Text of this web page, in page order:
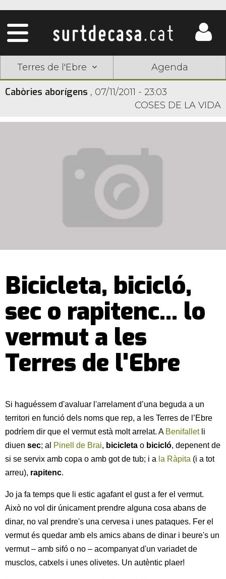
Terres de l'Ebre Agenda
Cabòries aborígens , 07/11/2011 - 23:03
COSES DE LA VIDA
Bicicleta, bicicló,
sec o rapitenc... lo
vermut a les
Terres de l'Ebre
Si haguéssem d'avaluar l'arrelament d’una beguda a un
territori en funció dels noms que rep, a les Terres de l’Ebre
podríem dir que el vermut està molt arrelat. A Benifalletli
diuen sec; al Pinell de Brai, bicicleta o bicicló, depenent de
si se servix amb copa o amb got de tub; i a la Ràpita (i a tot
arreu), rapitenc.
Jo ja fa temps que li estic agafant el gust a fer el vermut.
Això no vol dir únicament prendre alguna cosa abans de
dinar, no val prendre's una cervesa i unes pataques. Fer el
vermut és quedar amb els amics abans de dinar i beure's un
vermut – amb sifó o no – acompanyat d'un variadet de
musclos, catxels i unes olivetes. Un autèntic plaer!